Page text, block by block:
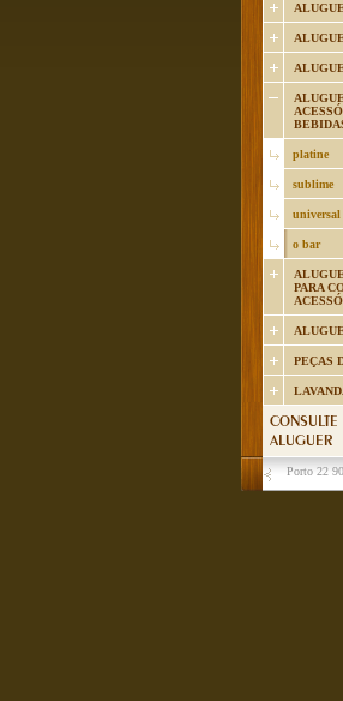
platine
sublime
universal
o bar
PARA
PEÇAS
ALUGUER
Porto 22